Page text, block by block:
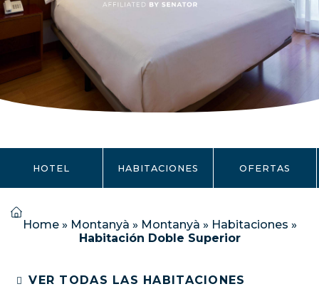
HOTEL HABITACIONES OFERTAS
Home» Montanyà » Montanyà » Habitaciones »
Habitación Doble Superior
VER TODAS LAS HABITACIONES